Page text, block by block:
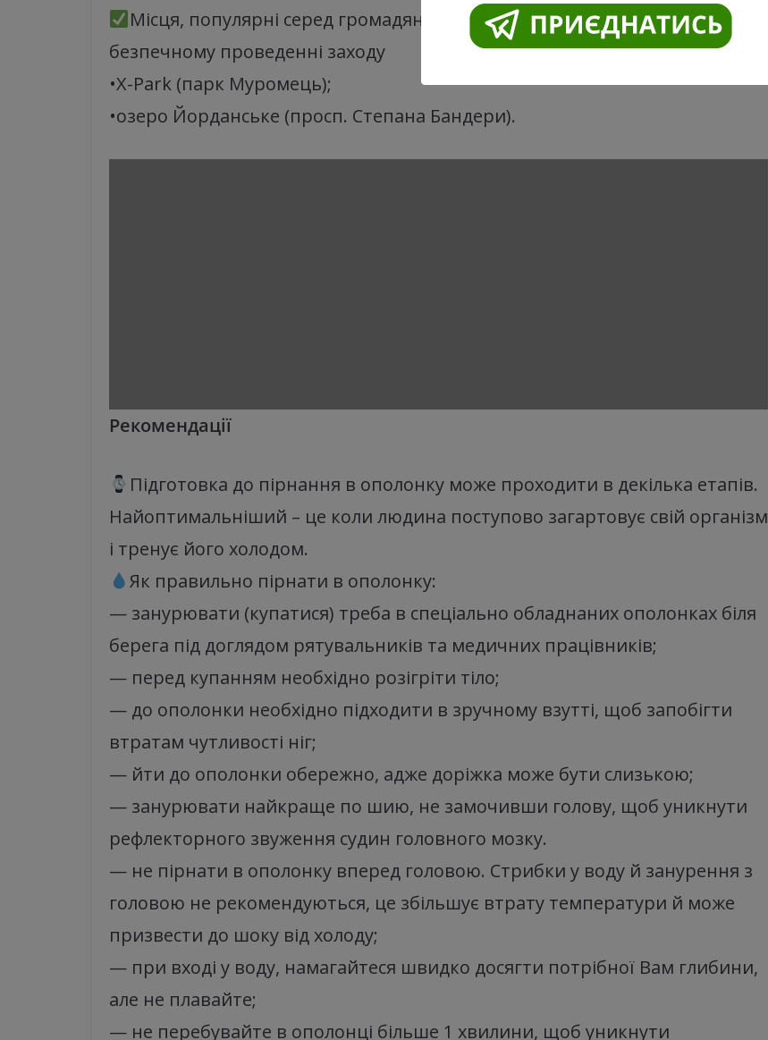
Місця, популярні серед громадян, на яких КП «Плесо» допомагає в
безпечному проведенні заходу
•Х-Park (парк Муромець);
•озеро Йорданське (просп. Степана Бандери).
Рекомендації
Підготовка до пірнання в ополонку може проходити в декілька етапів.
Найоптимальніший – це коли людина поступово загартовує свій організм
і тренує його холодом.
Як правильно пірнати в ополонку:
— занурювати (купатися) треба в спеціально обладнаних ополонках біля
берега під доглядом рятувальників та медичних працівників;
— перед купанням необхідно розігріти тіло;
— до ополонки необхідно підходити в зручному взутті, щоб запобігти
втратам чутливості ніг;
— йти до ополонки обережно, адже доріжка може бути слизькою;
— занурювати найкраще по шию, не замочивши голову, щоб уникнути
рефлекторного звуження судин головного мозку.
— не пірнати в ополонку вперед головою. Стрибки у воду й занурення з
головою не рекомендуються, це збільшує втрату температури й може
призвести до шоку від холоду;
— при вході у воду, намагайтеся швидко досягти потрібної Вам глибини,
але не плавайте;
— не перебувайте в ополонці більше 1 хвилини, щоб уникнути